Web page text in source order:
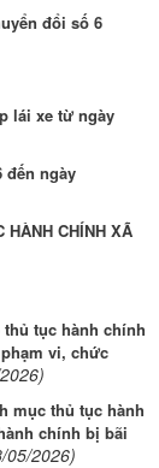
đổi số 6
lái xe từ ngày
đến ngày
HÀNH CHÍNH XÃ
thủ tục hành chính
vi, chức
mục thủ tục hành
chính bị bãi
05/2026)